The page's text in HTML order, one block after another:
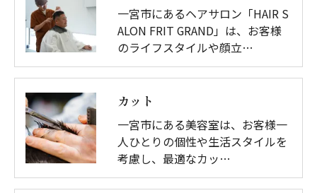
一宮市にあるヘアサロン「HAIR S
ALON FRIT GRAND」は、お客様
のライフスタイルや顔立…
カット
一宮市にある美容室は、お客様一
人ひとりの個性や生活スタイルを
考慮し、最適なカッ…